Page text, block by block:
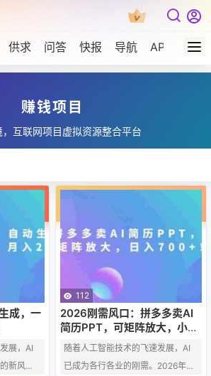
供求 问答 快报 导航 APP下载
赚钱项目
互联网项目虚拟资源整合平台
成，一
展，AI
新风
112
2026刚需风口：拼多多卖AI
简历PPT，可矩阵放大，小白
也能干，日入700+！
随着人工智能技术的飞速发展，AI
已成为各行各业的刚需。2026年，